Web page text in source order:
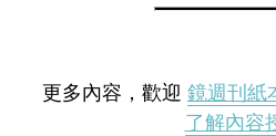
更多內容，歡迎 鏡週刊紙
了解內容